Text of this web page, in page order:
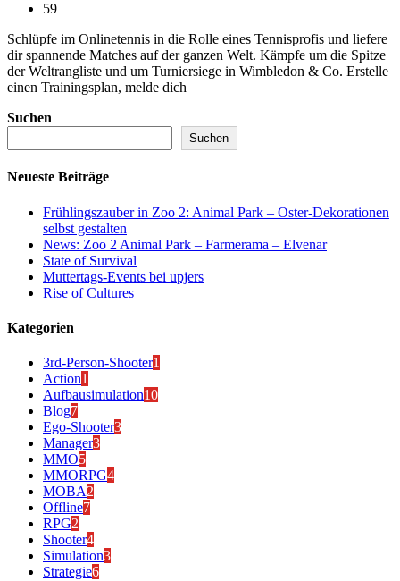
59
Schlüpfe im Onlinetennis in die Rolle eines Tennisprofis und liefere
dir spannende Matches auf der ganzen Welt. Kämpfe um die Spitze
der Weltrangliste und um Turniersiege in Wimbledon & Co. Erstelle
einen Trainingsplan, melde dich
Suchen
Suchen
Neueste Beiträge
Frühlingszauber in Zoo 2: Animal Park – Oster-Dekorationen
selbst gestalten
News: Zoo 2 Animal Park – Farmerama – Elvenar
State of Survival
Muttertags-Events bei upjers
Rise of Cultures
Kategorien
3rd-Person-Shooter1
Action1
Aufbausimulation10
Blog7
Ego-Shooter3
Manager3
MMO5
MMORPG4
MOBA2
Offline7
RPG2
Shooter4
Simulation3
Strategie6